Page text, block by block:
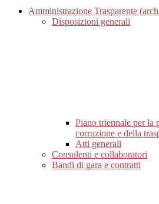
Amministrazione Trasparente
Disposizioni generali
Piano triennale per la
corruzione e della
Atti generali
Consulenti e collaboratori
Bandi di gara e contratti